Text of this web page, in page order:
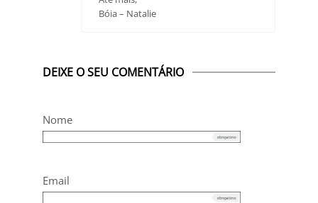
Bóia – Natalie
DEIXE O SEU COMENTÁRIO
Nome
Email